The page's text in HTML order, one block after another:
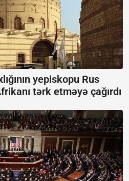
yepiskopu Rus
tərk etməyə çağırdı